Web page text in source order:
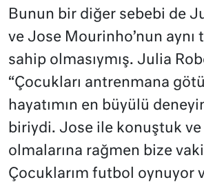
Bunun bir diğer sebebi de
ve Jose Mourinho’nun aynı
sahip olmasıymış. Julia
“Çocukları antrenmana
hayatımın en büyülü
biriydi. Jose ile konuştuk
olmalarına rağmen bize
Çocuklarım futbol oynuyor